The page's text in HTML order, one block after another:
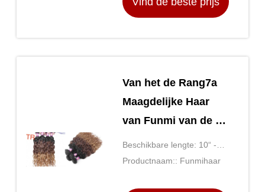
duim
Van het de Rang7a
Maagdelijke Haar
van Funmi van de de
lentekrul Bundels
Twee Toon 100g 14
Beschikbare lengte: 10“ -
14“
Productnaam:: Funmihaar